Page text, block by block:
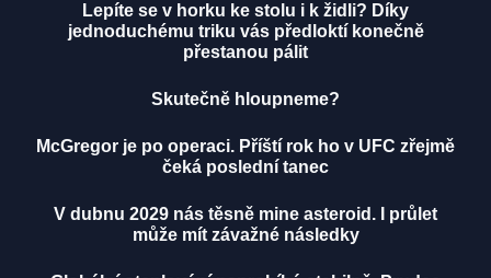
Lepíte se v horku ke stolu i k židli? Díky
jednoduchému triku vás předloktí konečně
přestanou pálit
Skutečně hloupneme?
McGregor je po operaci. Příští rok ho v UFC zřejmě
čeká poslední tanec
V dubnu 2029 nás těsně mine asteroid. I průlet
může mít závažné následky